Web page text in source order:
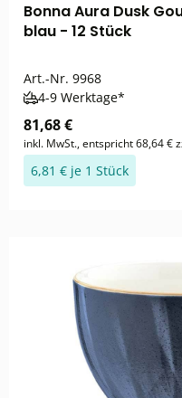
Bonna Aura Dusk
blau - 12 Stück
Art.-Nr. 9968
4-9 Werktage*
81,68 €
inkl. MwSt., entspricht 68,64 €
6,81 € je 1 Stück